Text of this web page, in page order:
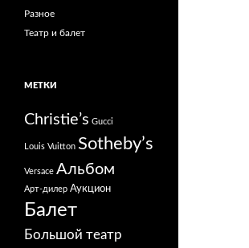
Разное
Театр и балет
МЕТКИ
Christie’s Gucci
Louis Vuitton Sotheby’s
Versace Альбом
Арт-дилер Аукцион
Балет
Большой театр